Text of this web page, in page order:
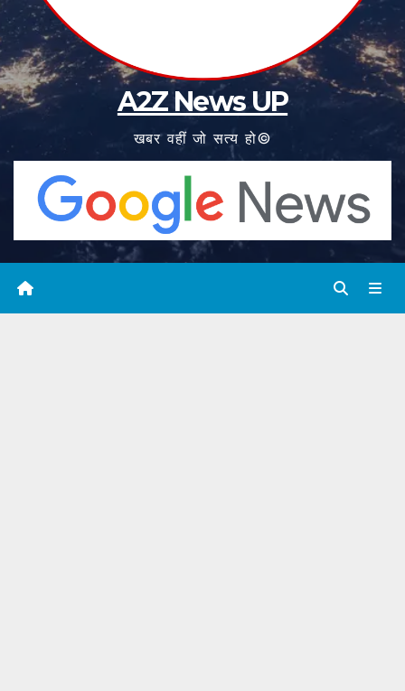
A2Z News UP
खबर वहीं जो सत्य हो©